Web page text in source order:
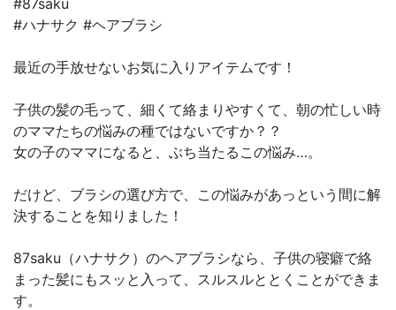
#87saku
#ハナサク #ヘアブラシ
最近の手放せないお気に入りアイテムです！
子供の髪の毛って、細くて絡まりやすくて、朝の忙しい時
のママたちの悩みの種ではないですか？？
女の子のママになると、ぶち当たるこの悩み…。
だけど、ブラシの選び方で、この悩みがあっという間に解
決することを知りました！
87saku（ハナサク）のヘアブラシなら、子供の寝癖で絡
まった髪にもスッと入って、スルスルととくことができま
す。